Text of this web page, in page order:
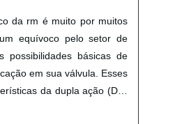
da rm é muito por muitos
equívoco pelo setor de
possibilidades básicas de
em sua válvula. Esses
da dupla ação (DA)